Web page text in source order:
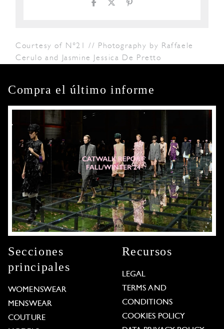
Courtesy of N°21 // Photography by Raffaele
Cerulo and Jasmine Jessica De Pretto
Compra el último informe
Secciones
principales
WOMENSWEAR
MENSWEAR
COUTURE
Recursos
LEGAL
TERMS AND
CONDITIONS
COOKIES POLICY